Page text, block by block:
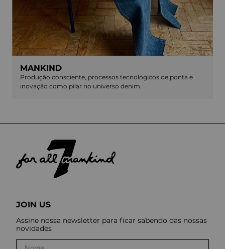
MANKIND
Produção consciente, processos tecnológicos de ponta e
inovação como pilar no universo denim.
JOIN US
Assine nossa newsletter para ficar sabendo das nossas
novidades